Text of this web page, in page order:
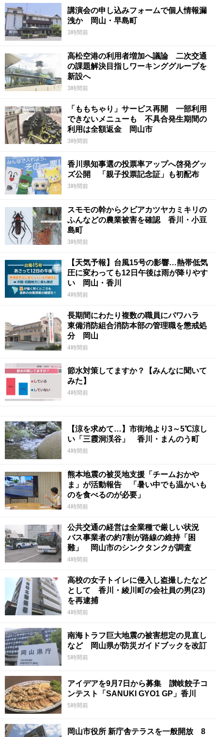
講演会の申し込みフォームで個人情報漏
洩か 岡山・早島町
3時間前
高松空港の利用者増加へ議論 二次交通
の課題解決目指しワーキンググループを
新設へ
3時間前
「ももちゃり」サービス再開 一部利用
できないメニューも 不具合発生期間の
利用は全額返金 岡山市
3時間前
香川県知事選の投票率アップへ啓発グッ
ズ公開 「親子投票記念証」も初配布
3時間前
スモモの幹からクビアカツヤカミキリの
ふんなどの農業被害を確認 香川・小豆
島町
3時間前
【天気予報】台風15号の影響…熱帯低気
圧に変わっても12日午後は雨が降りやす
い 岡山・香川
4時間前
長期間にわたり複数の職員にパワハラ
東備消防組合消防本部の管理職を懲戒処
分 岡山
4時間前
節水対策してますか？【みんなに聞いて
みた】
4時間前
【涼を求めて…】市街地より3～5℃涼し
い「三霞洞渓谷」 香川・まんのう町
4時間前
熊本地震の被災地支援「チームおかや
ま」が活動報告 「暑い中でも温かいも
のを食べるのが必要」
4時間前
公共交通の経営は全業種で厳しい状況
バス事業者の約7割が路線の維持「困
難」 岡山市のシンクタンクが調査
4時間前
高校の女子トイレに侵入し盗撮したなど
として 香川・綾川町の会社員の男(23)
を再逮捕
4時間前
南海トラフ巨大地震の被害想定の見直し
など 岡山県が防災ガイドブックを改訂
5時間前
アイデアを9月7日から募集 讃岐餃子コ
ンテスト「SANUKI GYO1 GP」香川
5時間前
岡山市役所 新庁舎テラスを一般開放 8